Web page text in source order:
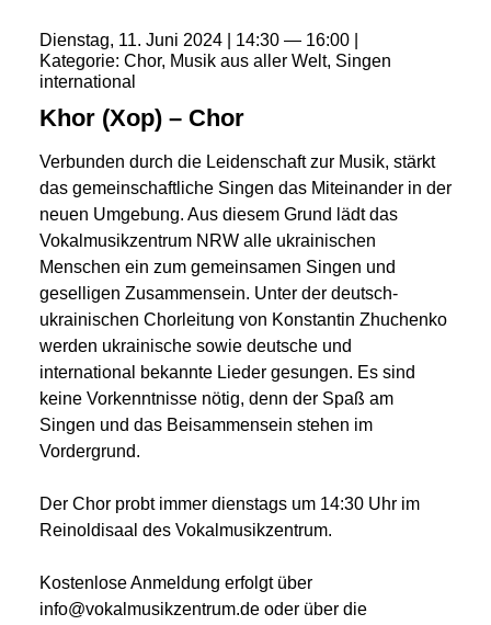
Dienstag 11 Juni 2024 14:30
16:00
Kategorie Chor Musik aus aller Welt Singen
international
Khor (Xop) – Chor
Verbunden durch die Leidenschaft zur Musik, stärkt
das gemeinschaftliche Singen das Miteinander in der
neuen Umgebung. Aus diesem Grund lädt das
Vokalmusikzentrum NRW alle ukrainischen
Menschen ein zum gemeinsamen Singen und
geselligen Zusammensein. Unter der deutsch-
ukrainischen Chorleitung von Konstantin Zhuchenko
werden ukrainische sowie deutsche und
international bekannte Lieder gesungen. Es sind
keine Vorkenntnisse nötig, denn der Spaß am
Singen und das Beisammensein stehen im
Vordergrund.
Der Chor probt immer dienstags um 14:30 Uhr im
Reinoldisaal des Vokalmusikzentrum.
Kostenlose Anmeldung erfolgt über
info@vokalmusikzentrum.de oder über die